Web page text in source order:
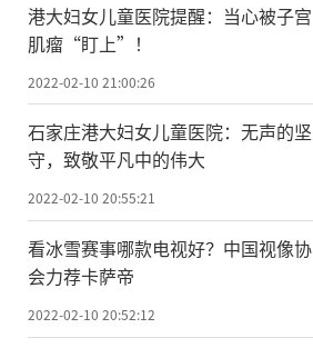
港大妇女儿童医院提醒：当心被子宫
肌瘤“盯上”！
2022-02-10 21:00:26
石家庄港大妇女儿童医院：无声的坚
守，致敬平凡中的伟大
2022-02-10 20:55:21
看冰雪赛事哪款电视好？中国视像协
会力荐卡萨帝
2022-02-10 20:52:12